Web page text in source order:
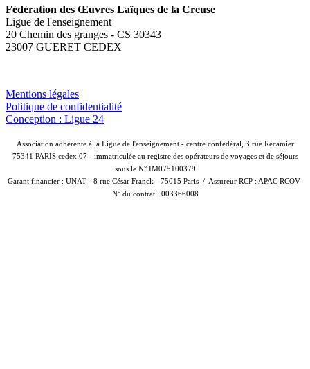
Fédération des Œuvres Laïques de la Creuse
Ligue de l'enseignement
20 Chemin des granges - CS 30343
23007 GUERET CEDEX
Mentions légales
Politique de confidentialité
Conception : Ligue 24
Association adhérente à la Ligue de l'enseignement - centre confédéral, 3 rue Récamier
75341 PARIS cedex 07 - immatriculée au registre des opérateurs de voyages et de séjours
sous le N° IM075100379
Garant financier : UNAT - 8 rue César Franck - 75015 Paris / Assureur RCP : APAC RCOV
N° du contrat : 003366008